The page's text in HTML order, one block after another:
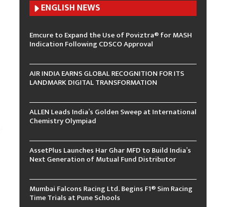
ENGLISH NEWS
Emcure to Expand the Use of Poviztra® for MASH
Indication Following CDSCO Approval
AIR INDIA EARNS GLOBAL RECOGNITION FOR ITS
LANDMARK DIGITAL TRANSFORMATION
ALLEN Leads India’s Golden Sweep at International
Chemistry Olympiad
AssetPlus Launches Har Ghar MFD to Build India’s
Next Generation of Mutual Fund Distributor
Mumbai Falcons Racing Ltd. Begins F1® Sim Racing
Time Trials at Pune Schools